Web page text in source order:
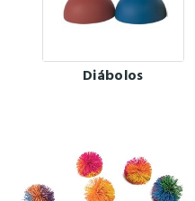
Diábolos